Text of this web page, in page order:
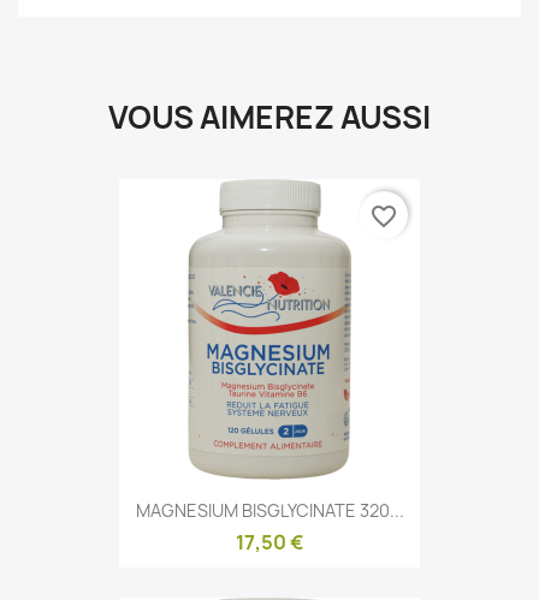
VOUS AIMEREZ AUSSI
MAGNESIUM BISGLYCINATE 320...
17,50 €
favorite_border